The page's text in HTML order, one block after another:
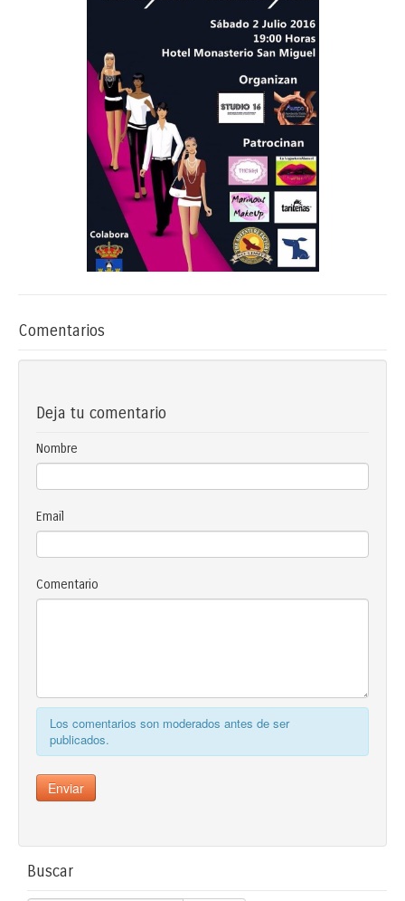
Comentarios
Deja tu comentario
Nombre
Email
Comentario
Los comentarios son moderados antes de ser
publicados.
Buscar